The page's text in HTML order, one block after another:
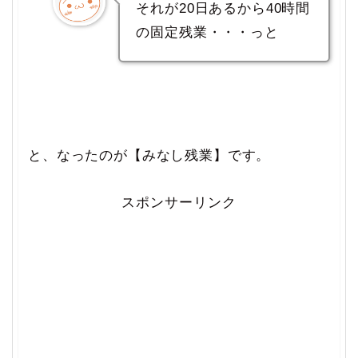
それが20日あるから40時間
の固定残業・・・っと
と、なったのが【みなし残業】です。
スポンサーリンク